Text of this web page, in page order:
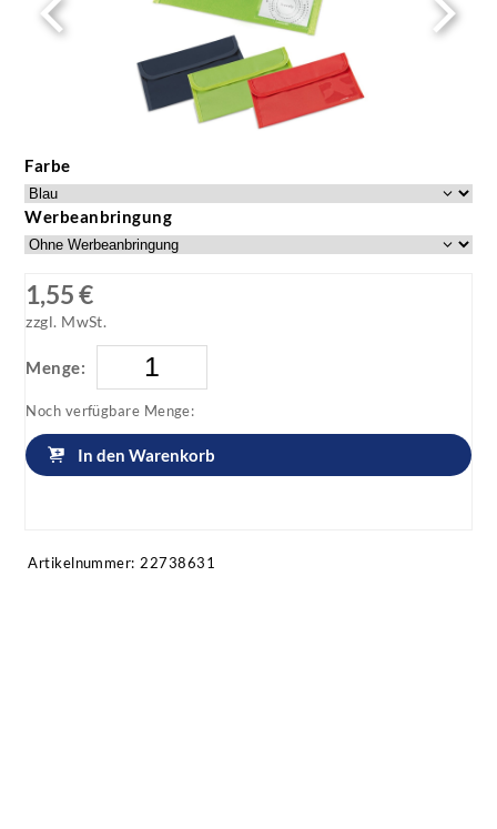
Farbe
Werbeanbringung
1,55 €
zzgl. MwSt.
Menge:
Noch verfügbare Menge:
In den Warenkorb
Artikelnummer: 22738631